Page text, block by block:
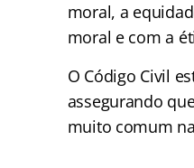
moral, a
moral e com a
O Código Civil
assegurando
muito comum